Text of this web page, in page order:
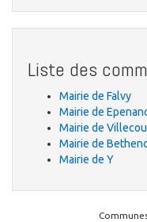
Liste des
Mairie de Falvy
Mairie de
Mairie de
Mairie de
Mairie de Y